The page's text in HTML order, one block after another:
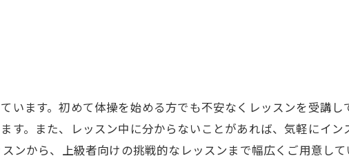
います。初めて体操を始める方でも不安なくレッスンを受講
す。また、レッスン中に分からないことがあれば、気軽にイ
ンから、上級者向けの挑戦的なレッスンまで幅広くご用意し